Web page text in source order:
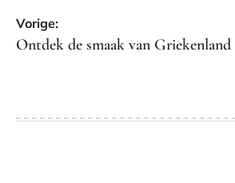
Bericht
navigatie
Vorige:
Ontdek de smaak van